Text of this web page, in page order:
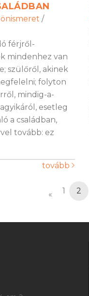
önismeret /
férjről-
mindenhez van
szülőről, akinek
folyton
mindig-a-
esetleg
a családban,
tovább: ez
tovább
« 1 2